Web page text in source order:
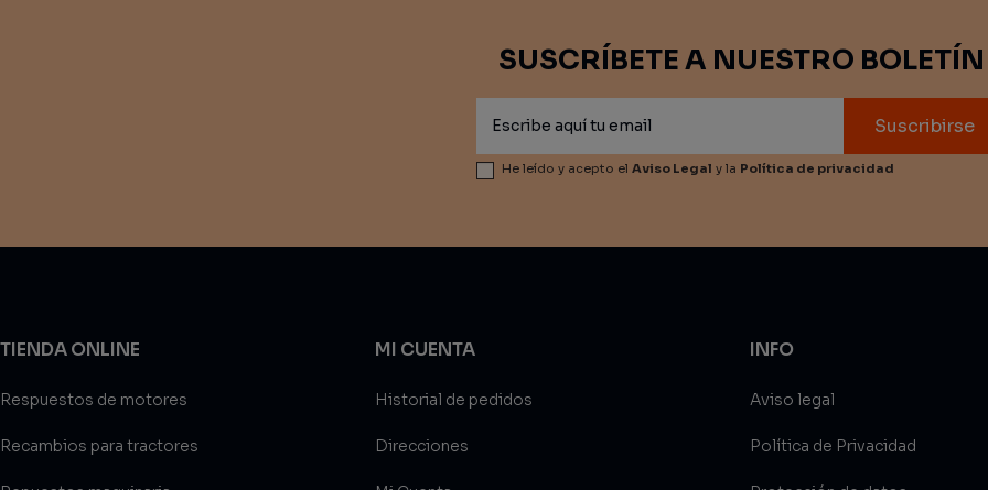
SUSCRÍBETE A NUESTRO BOLETÍN
Suscribirse
He leído y acepto el Aviso Legal y la Política de privacidad
TIENDA ONLINE
Respuestos de motores
Recambios para tractores
MI CUENTA
Historial de pedidos
Direcciones
INFO
Aviso legal
Política de Privacidad